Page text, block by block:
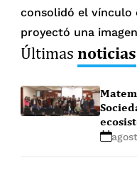
consolidó el vínculo
proyectó una
Últimasnoticias